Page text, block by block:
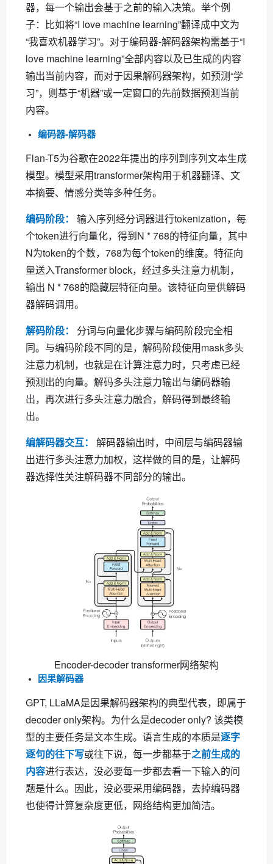
器，每一个输出会基于之前的输入决策。举个例
子：比如将“I love machine learning”翻译成中文为
“我喜欢机器学习”。对于编码器-解码器架构需基于“I
love machine learning”全部内容以及已生成的内容
输出当前内容，而对于因果解码器架构，如预测“学
习”，则基于“机器”或一定窗口的先前数据预测当前
内容。
编码器-解码器
Flan-T5为谷歌在2022年提出的序列到序列文本生成
模型。模型采用transformer架构用于机器翻译、文
本摘要、情感分类等多种任务。
编码阶段：
输入序列经分词器进行tokenization，每
个token进行向量化，得到N * 768的特征向量，其中
N为token的个数，768为每个token的维度。特征向
量送入Transformer block，经过多头注意力机制，
输出 N * 768的隐藏层特征向量。该特征向量供解码
器解码调用。
解码阶段：
分词与向量化步骤与编码阶段完全相
同。与编码阶段不同的是，解码阶段使用mask多头
注意力机制，也就是在计算注意力时，只考虑已经
预测出的向量。解码多头注意力输出与编码器输
出，再次进行多头注意力融合，解码得到最终输
出。
编解码器交互：
解码器输出时，中间层与编码器输
出进行多头注意力加权，这样做的目的是，让解码
器选择性关注解码器不同部分的输出。
Encoder-decoder transformer网络架构
因果解码器
GPT, LLaMA是因果解码器架构的典型代表，即属于
decoder only架构。为什么是decoder only? 该类模
型的主要任务是文本生成。语言生成的本质是逐字
逐句的往下写或往下说，每一步都基于之前生成的
内容进行表达，没必要每一步都去看一下输入的问
题是什么。因此，没必要采用编码器，去掉编码器
也使得计算复杂度更低，网络结构更加简洁。